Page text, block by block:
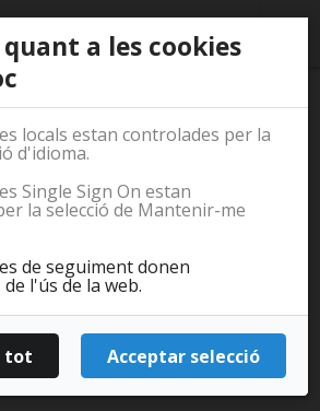
Casos d'ús
Project ACME
projectes per ACME
a les cookies
locals estan controlades per la
d'idioma.
Single Sign On estan
la selecció de Mantenir-me
de seguiment donen
l'ús de la web.